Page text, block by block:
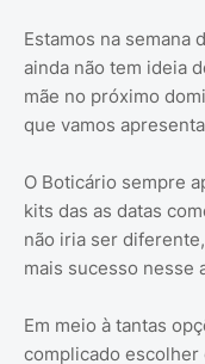
Estamos na semana
ainda não tem ideia
mãe no próximo
que vamos
O Boticário sempre
kits das as datas
não iria ser
mais sucesso nesse
Em meio à tantas
complicado escolher